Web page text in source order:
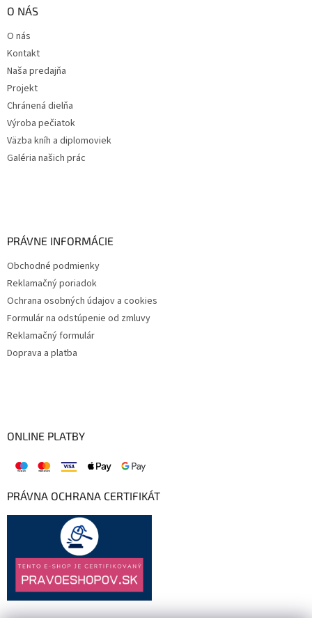
O NÁS
O nás
Kontakt
Naša predajňa
Projekt
Chránená dielňa
Výroba pečiatok
Väzba kníh a diplomoviek
Galéria našich prác
PRÁVNE INFORMÁCIE
Obchodné podmienky
Reklamačný poriadok
Ochrana osobných údajov a cookies
Formulár na odstúpenie od zmluvy
Reklamačný formulár
Doprava a platba
ONLINE PLATBY
PRÁVNA OCHRANA CERTIFIKÁT